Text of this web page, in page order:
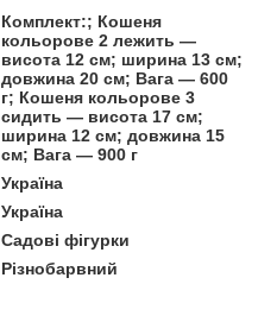
Комплект:; Кошеня
кольорове 2 лежить —
висота 12 см; ширина 13 см;
довжина 20 см; Вага — 600
г; Кошеня кольорове 3
сидить — висота 17 см;
ширина 12 см; довжина 15
см; Вага — 900 г
Україна
Україна
Садові фігурки
Різнобарвний